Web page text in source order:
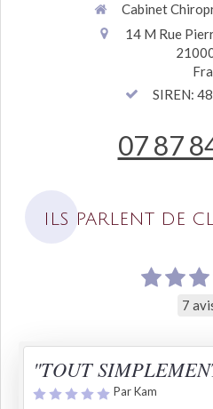
Cabinet
14 M Rue
SIREN:
07 87
ILS PARLENT DE
7
"TOUT
Par Kam